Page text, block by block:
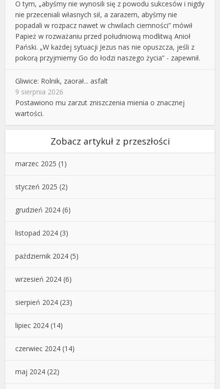
O tym, „abyśmy nie wynosili się z powodu sukcesów i nigdy
nie przeceniali własnych sił, a zarazem, abyśmy nie
popadali w rozpacz nawet w chwilach ciemności” mówił
Papież w rozważaniu przed południową modlitwą Anioł
Pański. „W każdej sytuacji Jezus nas nie opuszcza, jeśli z
pokorą przyjmiemy Go do łodzi naszego życia” - zapewnił.
Gliwice: Rolnik, zaorał... asfalt
9 sierpnia 2026
Postawiono mu zarzut zniszczenia mienia o znacznej
wartości.
Zobacz artykuł z przeszłości
marzec 2025 (1)
styczeń 2025 (2)
grudzień 2024 (6)
listopad 2024 (3)
październik 2024 (5)
wrzesień 2024 (6)
sierpień 2024 (23)
lipiec 2024 (14)
czerwiec 2024 (14)
maj 2024 (22)